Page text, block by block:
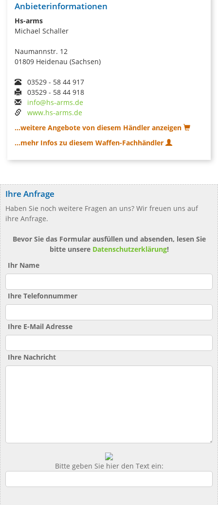
Anbieterinformationen
Hs-arms
Michael Schaller
Naumannstr. 12
01809 Heidenau (Sachsen)
03529 - 58 44 917
03529 - 58 44 918
info@hs-arms.de
www.hs-arms.de
...weitere Angebote von diesem Händler anzeigen
...mehr Infos zu diesem Waffen-Fachhändler
Ihre Anfrage
Haben Sie noch weitere Fragen an uns? Wir freuen uns auf
ihre Anfrage.
Bevor Sie das Formular ausfüllen und absenden, lesen Sie
bitte unsere Datenschutzerklärung!
Ihr Name
Ihre Telefonnummer
Ihre E-Mail Adresse
Ihre Nachricht
Bitte geben Sie hier den Text ein: